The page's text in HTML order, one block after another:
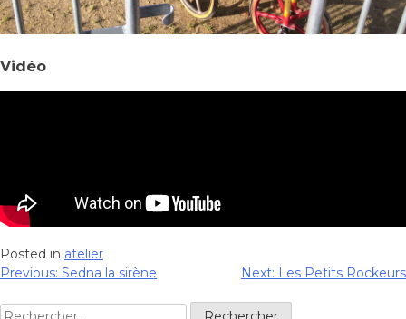
Vidéo
Posted in atelier
Navigation
de
Previous: Sedna la sirène Next: Les Petits Rockeurs
Rechercher :